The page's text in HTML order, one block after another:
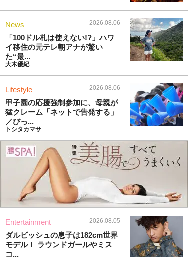
News 2026.08.06
「100ドル札は使えない!?」ハワ
イ移住の元テレ朝アナが驚い
た“最...
大木優紀
Lifestyle 2026.08.06
甲子園の応援強制参加に、母親が
猛クレーム「ネットで告発する」
／びっ...
トシタカマサ
Entertainment 2026.08.05
ダルビッシュの息子は182cm世界
モデル！ ラウンドガールやミス
コ...